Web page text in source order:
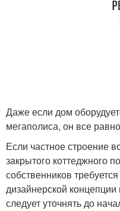
Даже если дом
мегаполиса, он все
Если частное строение
закрытого коттеджного
собственников
дизайнерской
следует уточнять до